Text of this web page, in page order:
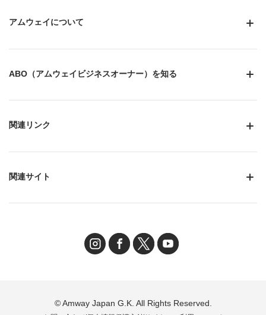
アムウェイについて
ABO（アムウェイビジネスオーナー）を知る
関連リンク
関連サイト
© Amway Japan G.K. All Rights Reserved.